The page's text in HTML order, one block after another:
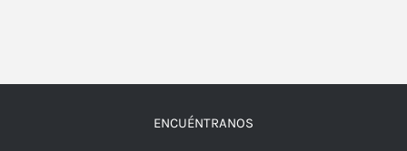
ENCUÉNTRANOS